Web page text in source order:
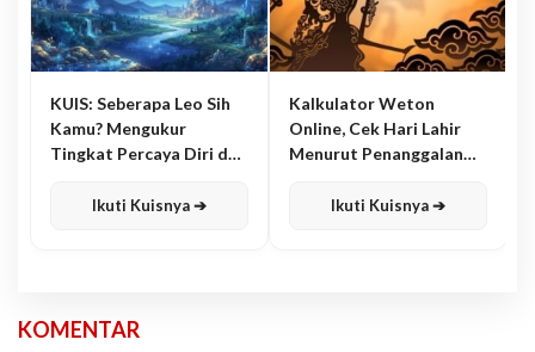
KUIS: Seberapa Leo Sih
Kamu? Mengukur
Tingkat Percaya Diri dan
Ikuti Kuisnya ➔
Kalkulator Weton
Online, Cek Hari Lahir
Menurut Penanggalan
Ikuti Kuisnya ➔
KOMENTAR